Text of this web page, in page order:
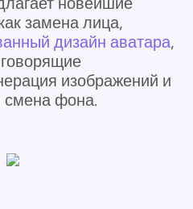
замена лица,
дизайн аватара,
изображений и
смена фона.